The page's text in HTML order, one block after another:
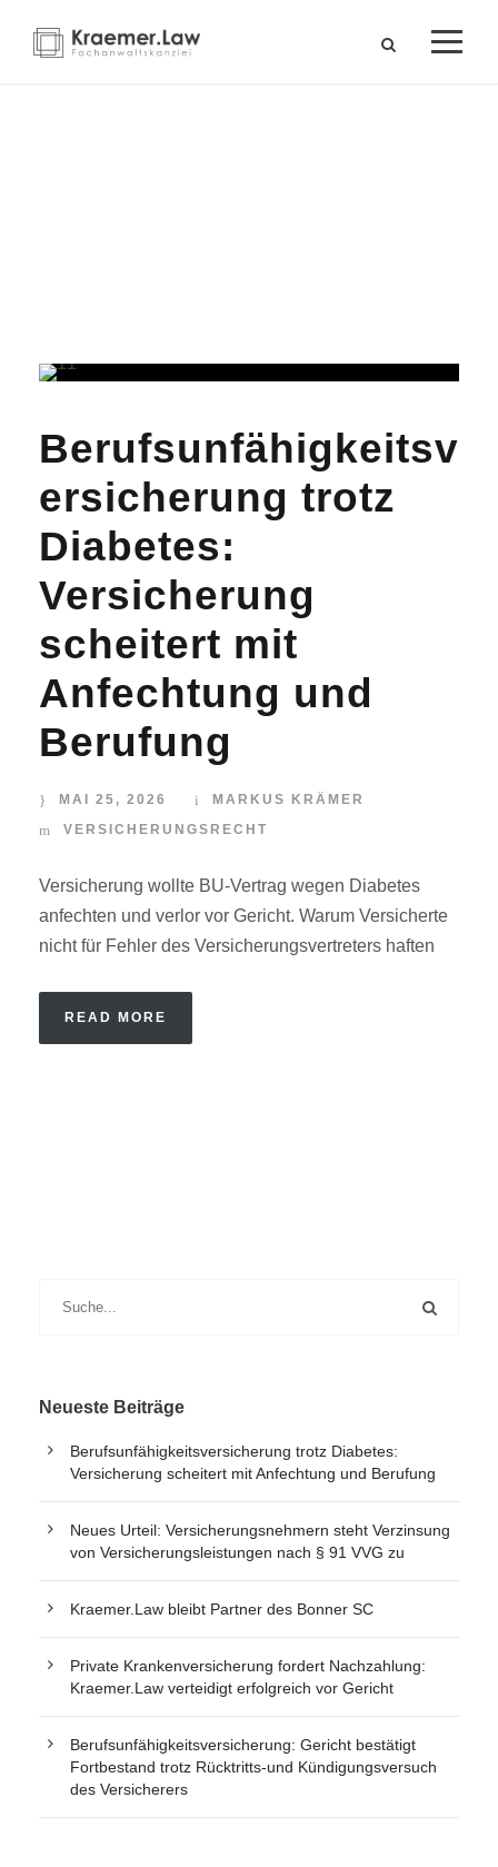
Berufsunfähigkeitsv
ersicherung trotz
Diabetes:
Versicherung
scheitert mit
Anfechtung und
Berufung
MAI 25, 2026
MARKUS KRÄMER
VERSICHERUNGSRECHT
Versicherung wollte BU-Vertrag wegen Diabetes
anfechten und verlor vor Gericht. Warum Versicherte
nicht für Fehler des Versicherungsvertreters haften
READ MORE
Neueste Beiträge
Berufsunfähigkeitsversicherung trotz Diabetes:
Versicherung scheitert mit Anfechtung und Berufung
Neues Urteil: Versicherungsnehmern steht Verzinsung
von Versicherungsleistungen nach § 91 VVG zu
Kraemer.Law bleibt Partner des Bonner SC
Private Krankenversicherung fordert Nachzahlung:
Kraemer.Law verteidigt erfolgreich vor Gericht
Berufsunfähigkeitsversicherung: Gericht bestätigt
Fortbestand trotz Rücktritts-und Kündigungsversuch
des Versicherers